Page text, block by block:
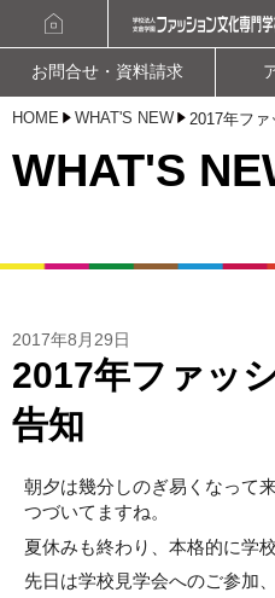
お問合せ・資料請求
資料請求 オー
HOME WHAT'S NEW 2017年ファ
WHAT'S
2017年8月29日
2017年ファッ
告知
朝夕は幾分しのぎ易くなって
つづいてますね。
夏休みも終わり、本格的に学
先日は学校見学会へのご参加